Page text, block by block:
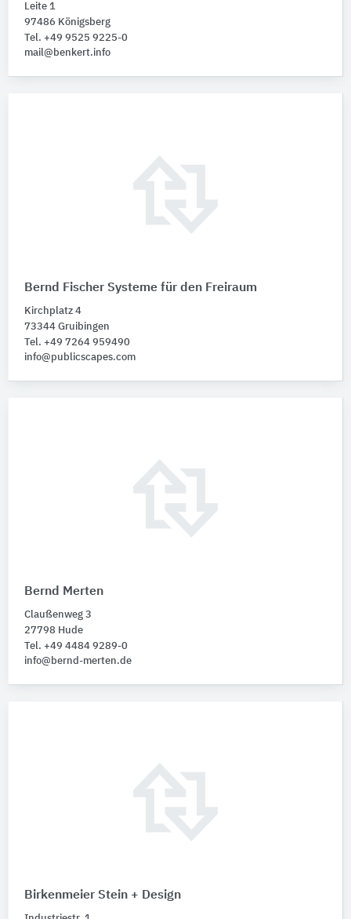
Leite 1
97486 Königsberg
Tel. +49 9525 9225-0
mail@benkert.info
Bernd Fischer Systeme für den Freiraum
Kirchplatz 4
73344 Gruibingen
Tel. +49 7264 959490
info@publicscapes.com
Bernd Merten
Claußenweg 3
27798 Hude
Tel. +49 4484 9289-0
info@bernd-merten.de
Birkenmeier Stein + Design